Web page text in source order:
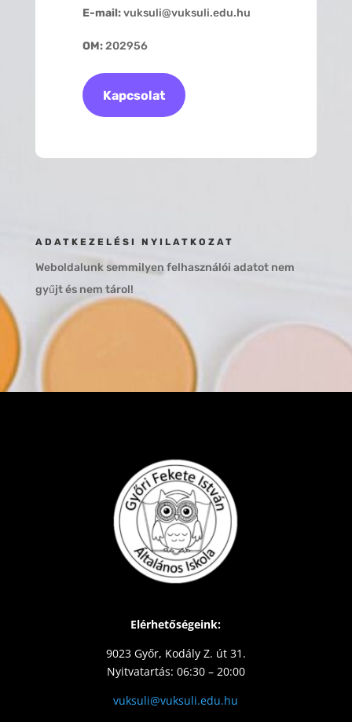
E-mail:vuksuli@vuksuli.edu.hu
OM:202956
Kapcsolat
ADATKEZELÉSI NYILATKOZAT
Weboldalunk semmilyen felhasználói adatot nem
gyűjt és nem tárol!
Elérhetőségeink:
9023 Győr, Kodály Z. út 31.
Nyitvatartás: 06:30 – 20:00
vuksuli@vuksuli.edu.hu